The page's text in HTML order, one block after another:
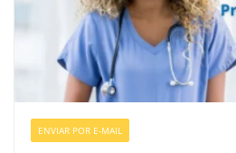
ENVIAR POR E-MAIL